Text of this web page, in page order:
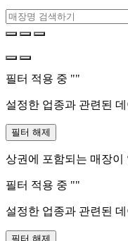
필터 적용 중 ""
설정한 업종과 관련된
필터 해제
상권에 포함되는 매장이
필터 적용 중 ""
설정한 업종과 관련된
필터 해제